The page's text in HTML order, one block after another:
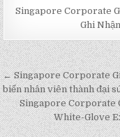
Singapore Corporate
Ghi
Post
navigation
← Singapore Corporate
biến nhân viên thành đại
Singapore Corporate
White-Glove